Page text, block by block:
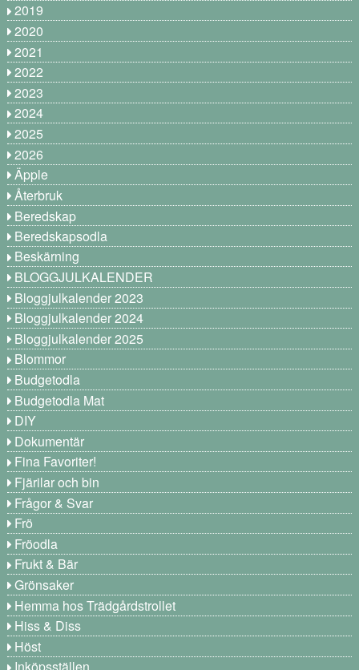
2019
2020
2021
2022
2023
2024
2025
2026
Äpple
Återbruk
Beredskap
Beredskapsodla
Beskärning
BLOGGJULKALENDER
Bloggjulkalender 2023
Bloggjulkalender 2024
Bloggjulkalender 2025
Blommor
Budgetodla
Budgetodla Mat
DIY
Dokumentär
Fina Favoriter!
Fjärilar och bin
Frågor & Svar
Frö
Fröodla
Frukt & Bär
Grönsaker
Hemma hos Trädgårdstrollet
Hiss & Diss
Höst